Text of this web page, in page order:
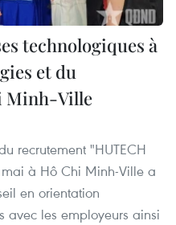
technologiques à
et du
Minh-Ville
recrutement "HUTECH
à Hô Chi Minh-Ville a
en orientation
avec les employeurs ainsi